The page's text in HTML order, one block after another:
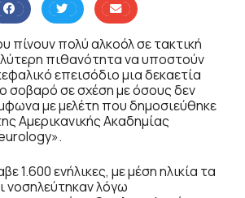
πίνουν πολύ αλκοόλ σε τακτική
πιθανότητα να υποστούν
επεισόδιο μια δεκαετία
σοβαρό σε σχέση με όσους δεν
με μελέτη που δημοσιεύθηκε
Αμερικανικής Ακαδημίας
1.600 ενήλικες, με μέση ηλικία τα
νοσηλεύτηκαν λόγω